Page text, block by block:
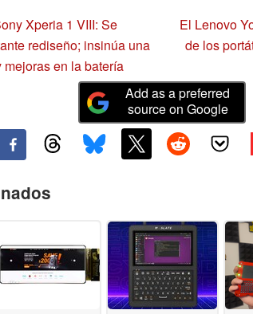
Xperia 1 VIII: Se
rediseño; insinúa una
en la batería
El Lenovo
de los
Add as a preferred
source on Google